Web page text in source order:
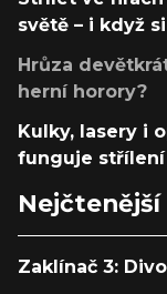
světě – i když
Hrůza
herní horory?
Kulky, lasery i
funguje střílení
Nejčtenější
Zaklínač 3: